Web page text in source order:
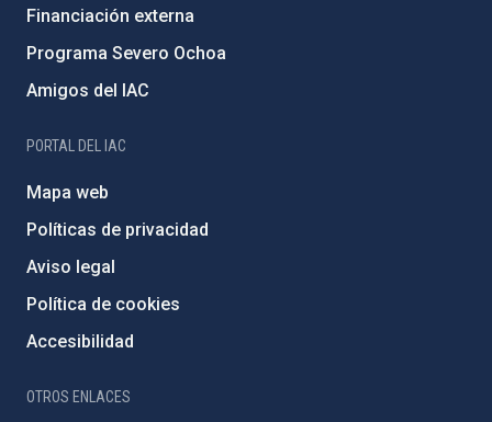
Financiación externa
Programa Severo Ochoa
Amigos del IAC
PORTAL DEL IAC
Mapa web
Políticas de privacidad
Aviso legal
Política de cookies
Accesibilidad
OTROS ENLACES